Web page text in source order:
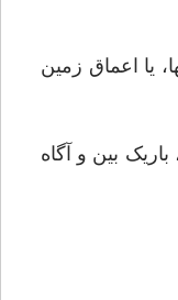
يا اعماق زمين
بين و آگاه